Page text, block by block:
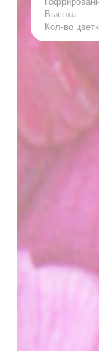
Высота:
Кол-во